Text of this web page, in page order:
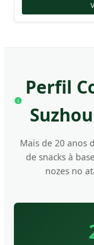
Perfil
Mais de 20 anos
de snacks à
nozes no